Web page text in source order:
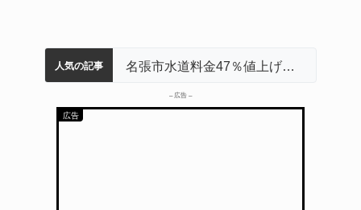
人気の記事 名張市水道料金47％値上げへ 答申案、審議会で大筋まとまる
器物損壊容疑で83歳女逮捕 伊賀署
中学校の陶壁モニュメント 地元建設会社がボランティアで清掃 伊賀
名張市立病院のDMAT、熊本地震の被災地へ 能登以来3回目の派遣
「息子が妊娠させた」母娘だまされ400万円詐欺被害 名張
– 広告 –